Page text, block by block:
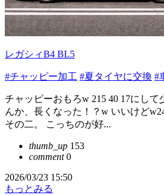
レガシィB4 BL5
#チャッピー加工 #夏タイヤに交換 #
チャッピーおもろw 215 40 17にし
んか、長くなった！？w いいけど
その二。 こっちのが好...
thumb_up 153
comment0
2026/03/23 15:50
もっとみる